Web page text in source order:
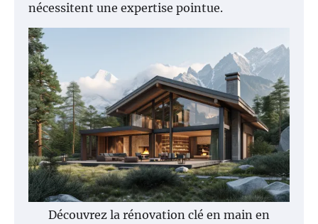
nécessitent une expertise pointue.
Découvrez la rénovation clé en main en